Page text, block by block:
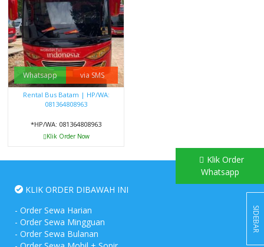
Whatsapp via SMS
Rental Bus Batam | HP/WA:
081364808963
*HP/WA: 081364808963
Klik Order Now
SIDEBAR
KLIK ORDER DIBAWAH INI
- Order Sewa Harian
- Order Sewa Mingguan
- Order Sewa Bulanan
Klik Order
Whatsapp